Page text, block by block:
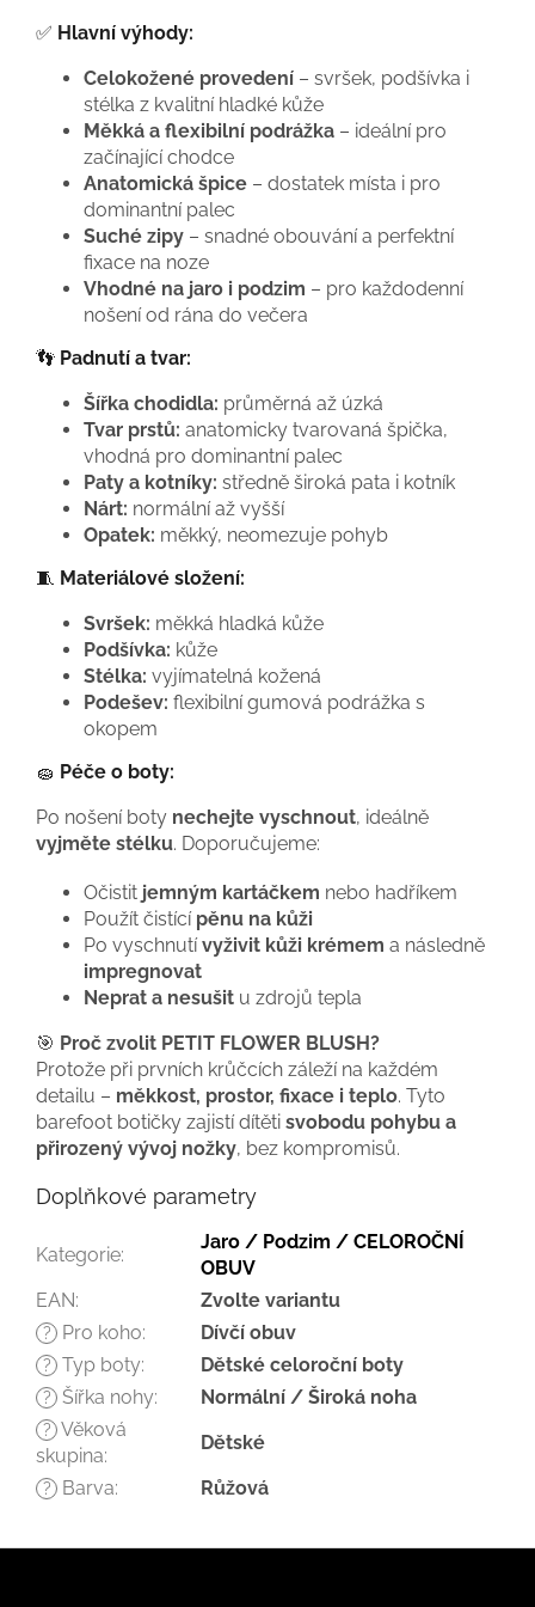
✅ Hlavní výhody:
Celokožené provedení – svršek, podšívka i
stélka z kvalitní hladké kůže
Měkká a flexibilní podrážka – ideální pro
začínající chodce
Anatomická špice – dostatek místa i pro
dominantní palec
Suché zipy – snadné obouvání a perfektní
fixace na noze
Vhodné na jaro i podzim – pro každodenní
nošení od rána do večera
👣 Padnutí a tvar:
Šířka chodidla: průměrná až úzká
Tvar prstů: anatomicky tvarovaná špička,
vhodná pro dominantní palec
Paty a kotníky: středně široká pata i kotník
Nárt: normální až vyšší
Opatek: měkký, neomezuje pohyb
🧵 Materiálové složení:
Svršek: měkká hladká kůže
Podšívka: kůže
Stélka: vyjímatelná kožená
Podešev: flexibilní gumová podrážka s
okopem
🧽 Péče o boty:
Po nošení boty nechejte vyschnout, ideálně
vyjměte stélku. Doporučujeme:
Očistit jemným kartáčkem nebo hadříkem
Použít čistící pěnu na kůži
Po vyschnutívyživit kůži krémem a následně
impregnovat
Neprat a nesušit u zdrojů tepla
🎯 Proč zvolit PETIT FLOWER BLUSH?
Protože při prvních krůčcích záleží na každém
detailu – měkkost, prostor, fixace i teplo. Tyto
barefoot botičky zajistí dítěti svobodu pohybu a
přirozený vývoj nožky, bez kompromisů.
Doplňkové parametry
Kategorie:
Jaro / Podzim / CELOROČNÍ
OBUV
EAN: Zvolte variantu
? Pro koho: Dívčí obuv
? Typ boty: Dětské celoroční boty
? Šířka nohy: Normální / Široká noha
? Věková
skupina:
Dětské
? Barva: Růžová